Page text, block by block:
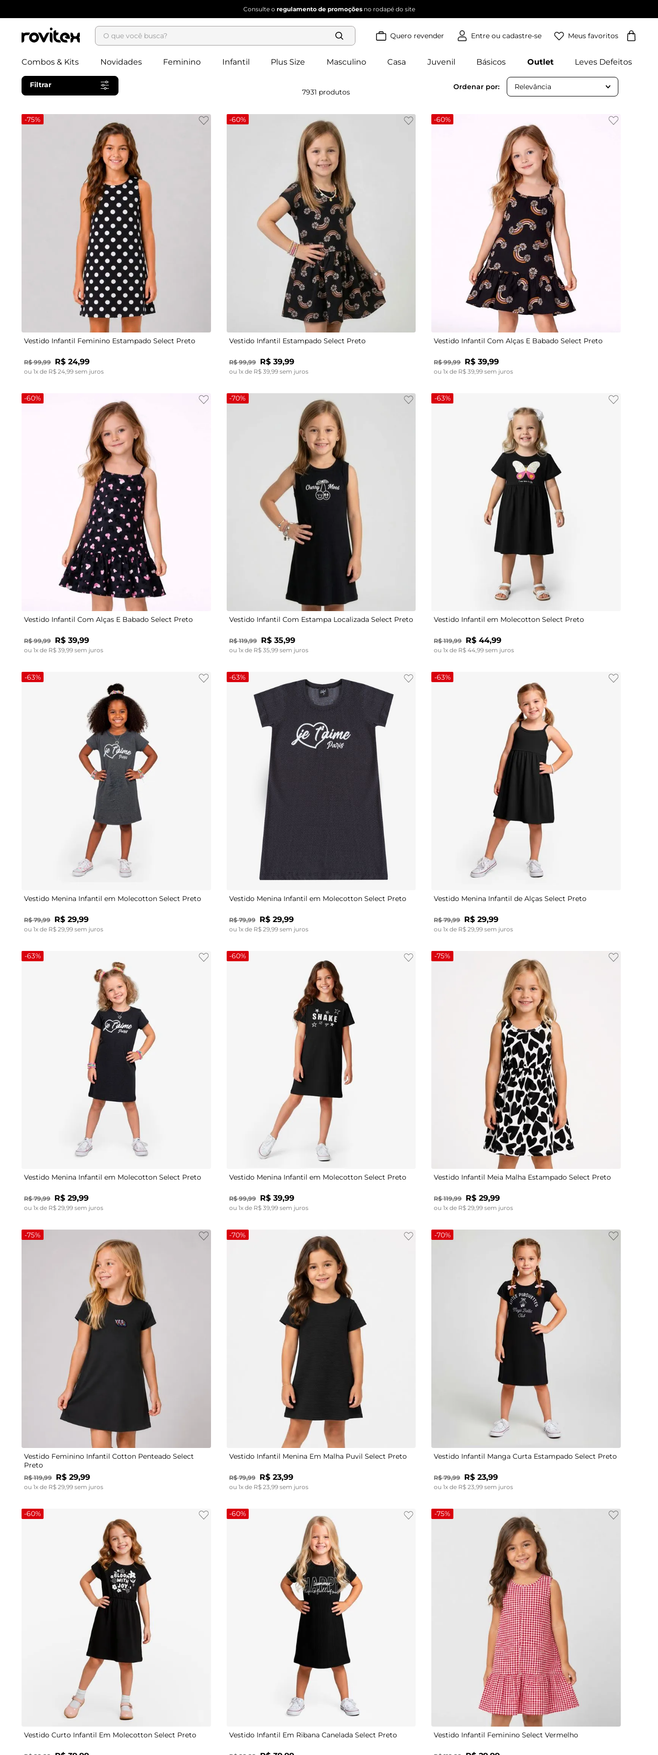
Consulte o regulamento de promoçõesno rodapé do site
O que você busca?
Quero revender Meus favoritos
Combos & Kits Novidades Feminino Infantil Plus Size Masculino Casa Juvenil Básicos Outlet Leves Defeitos
Filtrar
7931 produtos
Relevância
-75%
4 6 8 10
Vestido Infantil Feminino Estampado Select Preto
R$ 99,99 R$ 24,99
ou 1x de R$ 24 99 sem juros
-60%
4 6 8 10
Vestido Infantil Estampado Select Preto
R$ 99,99 R$ 39,99
ou 1x de R$ 39, 99sem juros
-60%
4 6 10
Vestido Infantil Com Alças E Babado Select Preto
R$ 99,99 R$ 39,99
ou1x de R$ 39 ,99 sem juros
-60%
6 8 10
Vestido Infantil Com Alças E Babado Select Preto
R$ 99,99 R$ 39,99
ou 1x de R$ 39,99 sem juros
-70%
Vestido Infantil Com Estampa Localizada Select Preto
R$ 119,99 R$ 35,99
ou 1x de R$ 35,99sem juros
-63%
4 6 10
Vestido Infantil em Molecotton Select Preto
R$ 119,99 R$ 44,99
ou1x de R$ 44,99 sem juros
-63%
10
Vestido Menina Infantil em Molecotton Select Preto
R$ 79,99 R$ 29,99
ou 1x de R$ 29 99 sem juros
-63%
4 6 8 10
Vestido Menina Infantil em Molecotton Select Preto
R$ 79,99 R$ 29,99
ou 1x de R$ 29, 99sem juros
-63%
10
Vestido Menina Infantil de Alças Select Preto
R$ 79,99 R$ 29,99
ou1x de R$ 29 ,99 sem juros
-63%
4
Vestido Menina Infantil em Molecotton Select Preto
R$ 79,99 R$ 29,99
ou 1x de R$ 29,99 sem juros
-60%
10
Vestido Menina Infantil em Molecotton Select Preto
R$ 99,99 R$ 39,99
ou 1x de R$ 39,99sem juros
-75%
4 6 8 10
Vestido Infantil Meia Malha Estampado Select Preto
R$ 119,99 R$ 29,99
ou1x de R$ 29,99 sem juros
-75%
8 10
Vestido Feminino Infantil Cotton Penteado Select
Preto
R$ 119,99 R$ 29,99
ou 1x de R$ 29 99 sem juros
-70%
6 10
Vestido Infantil Menina Em Malha Puvil Select Preto
R$ 79,99 R$ 23,99
ou 1x de R$ 23 99sem juros
-70%
4
Vestido Infantil Manga Curta Estampado Select Preto
R$ 79,99 R$ 23,99
ou1x de R$ 23 ,99 sem juros
-60%
10
Vestido Curto Infantil Em Molecotton Select Preto
-60%
4
Vestido Infantil Em Ribana Canelada Select Preto
-75%
4 6 8 10
Vestido Infantil Feminino Select Vermelho
Termos mais
buscados
vestido
vestido
dianna
calça
feminina
conjunto
feminino